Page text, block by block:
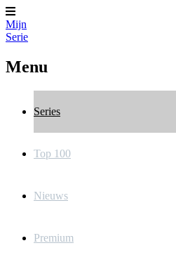
Mijn
Serie
Menu
Series
Top 100
Nieuws
Premium